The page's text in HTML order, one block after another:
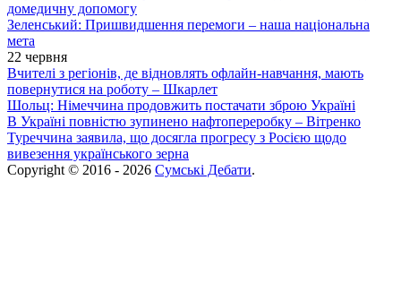
домедичну допомогу
Зеленський: Пришвидшення перемоги – наша національна
мета
22 червня
Вчителі з регіонів, де відновлять офлайн-навчання, мають
повернутися на роботу – Шкарлет
Шольц: Німеччина продовжить постачати зброю Україні
В Україні повністю зупинено нафтопереробку – Вітренко
Туреччина заявила, що досягла прогресу з Росією щодо
вивезення українського зерна
Copyright © 2016 - 2026 Сумські Дебати.